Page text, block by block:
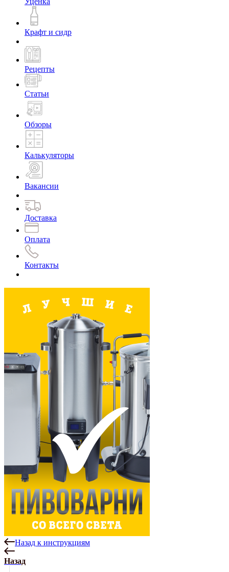
Крафт и сидр
Рецепты
Статьи
Обзоры
Калькуляторы
Вакансии
Доставка
Оплата
Контакты
Назад к инструкциям
Назад